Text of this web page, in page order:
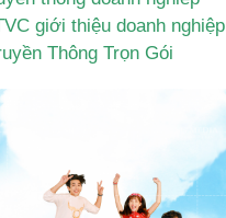
giới thiệu doanh nghiệp
Thông Trọn Gói